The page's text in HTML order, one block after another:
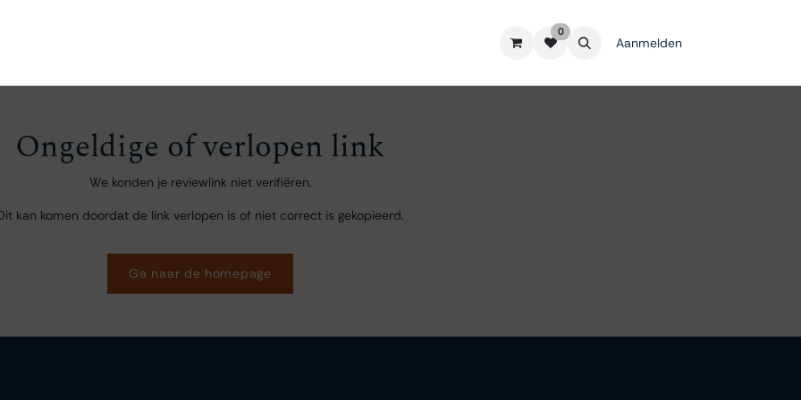
0
Aanmelden
Ongeldige of verlopen link
We konden je reviewlink niet verifiëren.
kan komen doordat de link verlopen is of niet correct is gekopieerd.
Ga naar de homepage